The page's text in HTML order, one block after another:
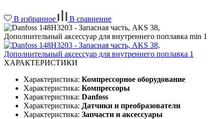
В избранное В сравнение
ХАРАКТЕРИСТИКИ
Характеристика: Компрессорное оборудование
Характеристика: Компрессоры
Характеристика: Danfoss
Характеристика: Датчики и преобразователи
Характеристика: Запчасти и аксессуары